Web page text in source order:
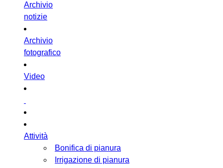
Archivio
notizie
Archivio
fotografico
Video
Attività
Bonifica di pianura
Irrigazione di pianura